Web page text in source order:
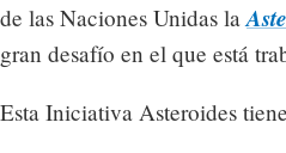
de las Naciones Unidas la
gran desafío en el que está
Esta Iniciativa Asteroides